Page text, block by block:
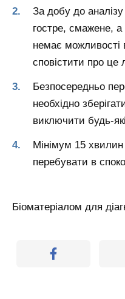
За добу до
гостре, смажене,
немає можливості
сповістити про це
Безпосередньо
необхідно
виключити будь-
Мінімум 15 хвилин
перебувати в
Біоматеріалом для